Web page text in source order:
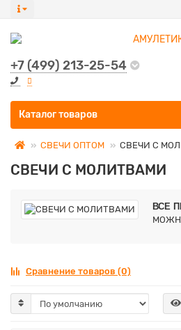
+7 (499) 213-25-54
Все категории
Каталог товаров
СВЕЧИ ОПТОМ СВЕЧИ С
СВЕЧИ С МОЛИТВАМИ
ВСЕ
Сравнение товаров (0)